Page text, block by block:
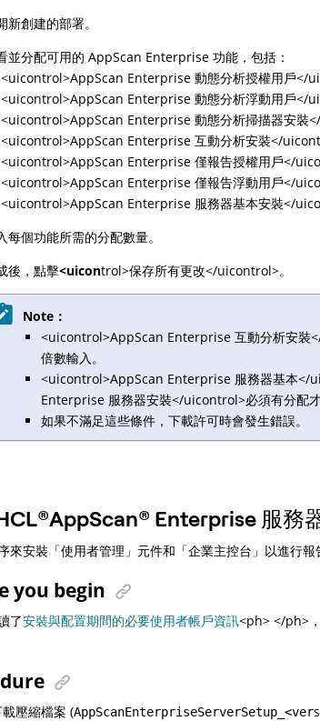
新創建的部署。
並分配可用的 AppScan Enterprise 功能，包括：
<uicontrol>AppScan Enterprise 動態分析授權用戶</
<uicontrol>AppScan Enterprise 動態分析浮動用戶</
<uicontrol>AppScan Enterprise 動態分析掃描器安裝
<uicontrol>AppScan Enterprise 互動分析安裝</
<uicontrol>AppScan Enterprise 僅報告授權用戶</
<uicontrol>AppScan Enterprise 僅報告浮動用戶</
<uicontrol>AppScan Enterprise 服務器基本安裝</
每個功能所需的分配數量。
後，點擊<uicontrol>保存所有更改</uicontrol>。
Note：
<uicontrol>AppScan Enterprise 互動分析安裝
倍數輸入。
<uicontrol>AppScan Enterprise 服務器基本</
Enterprise 服務器安裝</uicontrol>必須有分配才
如果不滿足這些條件，下載許可時會發生錯誤。
®AppScan® Enterprise 服務
來安裝「使用者管理」元件和「企業主控台」以進行報
you begin
了安裝與配置期間的必要使用者帳戶資訊<ph> </ph>
壓縮檔案 (AppScanEnterpriseServerSetup_<ver